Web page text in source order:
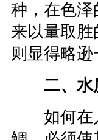
种，在色
来以量取
则显得略逊
二、水
如何在人